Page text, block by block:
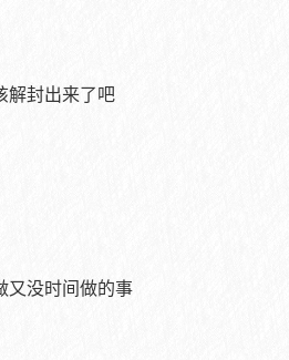
解封出来了吧
又没时间做的事